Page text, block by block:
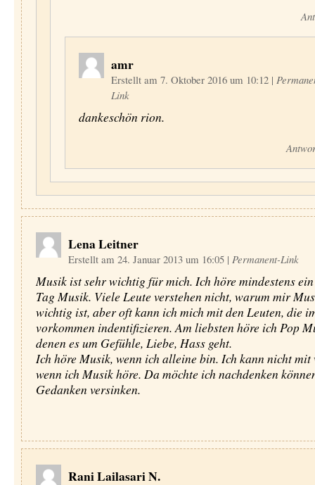
amr
Erstellt am 7. Oktober 2016 um 10:12 |
Link
dankeschön rion.
Lena Leitner
Erstellt am 24. Januar 2013 um 16:05 | Permanent-Link
Musik ist sehr wichtig für mich. Ich höre mindestens
Tag Musik. Viele Leute verstehen nicht, warum mir
wichtig ist, aber oft kann ich mich mit den Leuten, die
vorkommen indentifizieren. Am liebsten höre ich Pop
denen es um Gefühle, Liebe, Hass geht.
Ich höre Musik, wenn ich alleine bin. Ich kann nicht mit
wenn ich Musik höre. Da möchte ich nachdenken
Gedanken versinken.
Rani Lailasari N.